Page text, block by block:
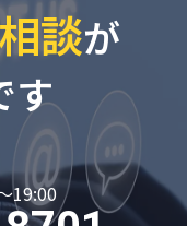
談が
す
19:00